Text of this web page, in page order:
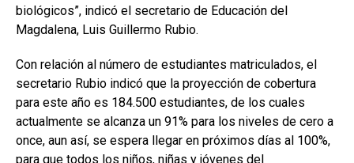
biológicos”, indicó el secretario de Educación del
Magdalena, Luis Guillermo Rubio.
Con relación al número de estudiantes matriculados, el
secretario Rubio indicó que la proyección de cobertura
para este año es 184.500 estudiantes, de los cuales
actualmente se alcanza un 91% para los niveles de cero a
once, aun así, se espera llegar en próximos días al 100%,
para que todos los niños, niñas y jóvenes del